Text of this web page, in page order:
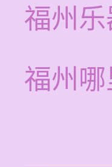
福州
福州